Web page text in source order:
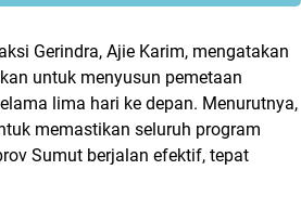
Gerindra, Ajie Karim, mengatakan
untuk menyusun pemetaan
lima hari ke depan. Menurutnya,
memastikan seluruh program
Sumut berjalan efektif, tepat